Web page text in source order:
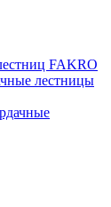
FAKRO
лестницы